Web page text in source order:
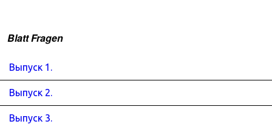
Blatt Fragen
Выпуск 1.
Выпуск 2.
Выпуск 3.